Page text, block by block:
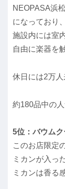
NEOPASA浜
になっており、
施設内には室
自由に楽器を
休日には2万人
約180品中の
5位：バウム
このお店限定
ミカンが入っ
ミカンは香る